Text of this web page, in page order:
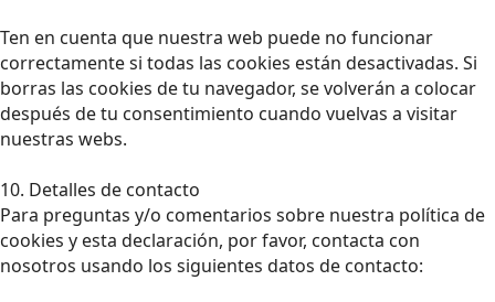
Ten en cuenta que nuestra web puede no funcionar
correctamente si todas las cookies están desactivadas. Si
borras las cookies de tu navegador, se volverán a colocar
después de tu consentimiento cuando vuelvas a visitar
nuestras webs.
10. Detalles de contacto
Para preguntas y/o comentarios sobre nuestra política de
cookies y esta declaración, por favor, contacta con
nosotros usando los siguientes datos de contacto: